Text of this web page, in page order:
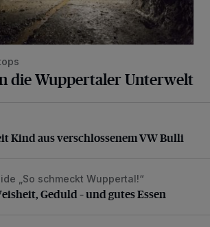
die Wuppertaler Unterwelt
Kind aus verschlossenem VW Bulli
Kind aus verschlossenem VW Bulli
Geduld – und gutes Essen
„So schmeckt Wuppertal!“
Geduld – und gutes Essen